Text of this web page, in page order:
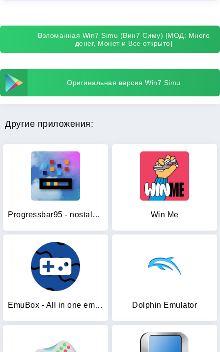
Взломанная Win7 Simu (Вин7 Симу) [МОД: Много
денег, Монет и Все открыто]
Оригинальная версия Win7 Simu
Другие приложения:
Progressbar95 - nostalgic game Win Me
EmuBox - All in one emulator Dolphin Emulator